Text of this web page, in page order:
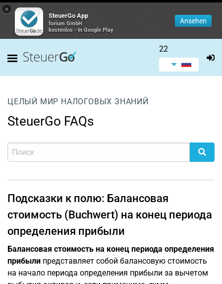
×
SteuerGo App
forium GmbH
kostenlos - In Google Play
Ansehen
22
ЦЕЛЫЙ МИР НАЛОГОВЫХ ЗНАНИЙ
SteuerGo FAQs
Подсказки к полю: Балансовая
стоимость (Buchwert) на конец периода
определения прибыли
Балансовая стоимость на конец периода определения
прибыли представляет собой балансовую стоимость
на начало периода определения прибыли за вычетом